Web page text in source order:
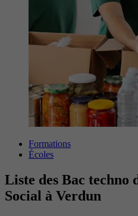
Formations
Écoles
Liste des Bac techno
Social à Verdun